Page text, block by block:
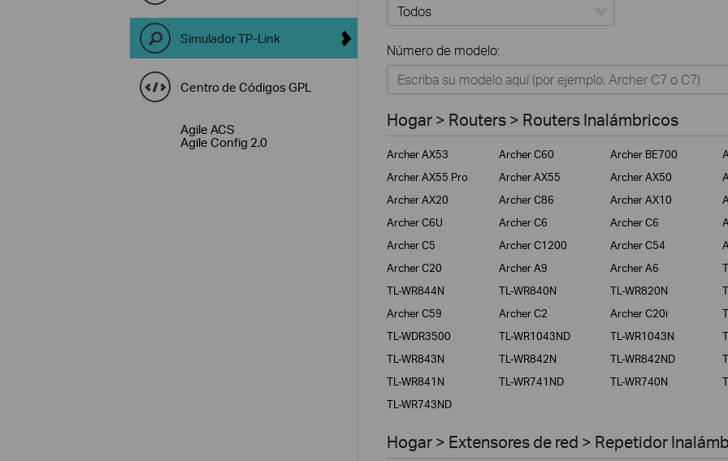
Simulador TP-Link
Centro de Códigos GPL
Agile ACS
Agile Config 2.0
Hogar
Tapo
Negocios
ISPs
Número de modelo:
Hogar > Routers > Routers Inalámbricos
Archer AX53 Archer C60 Archer BE700
Archer AX55 Pro
Archer AX55 Archer AX50
Archer AX20
Archer C86 Archer AX10
Archer C6U
Archer C6 Archer C6
Archer C5
Archer C1200 Archer C54
Archer C20
Archer A9 Archer A6
TL-WR844N
TL-WR840N TL-WR820N
Archer C59
Archer C2 Archer C20i
TL-WDR3500
TL-WR1043ND TL-WR1043N
TL-WR843N
TL-WR842N TL-WR842ND
TL-WR841N
TL-WR741ND TL-WR740N
TL-WR743ND
Hogar > Extensores de red > Repetidor